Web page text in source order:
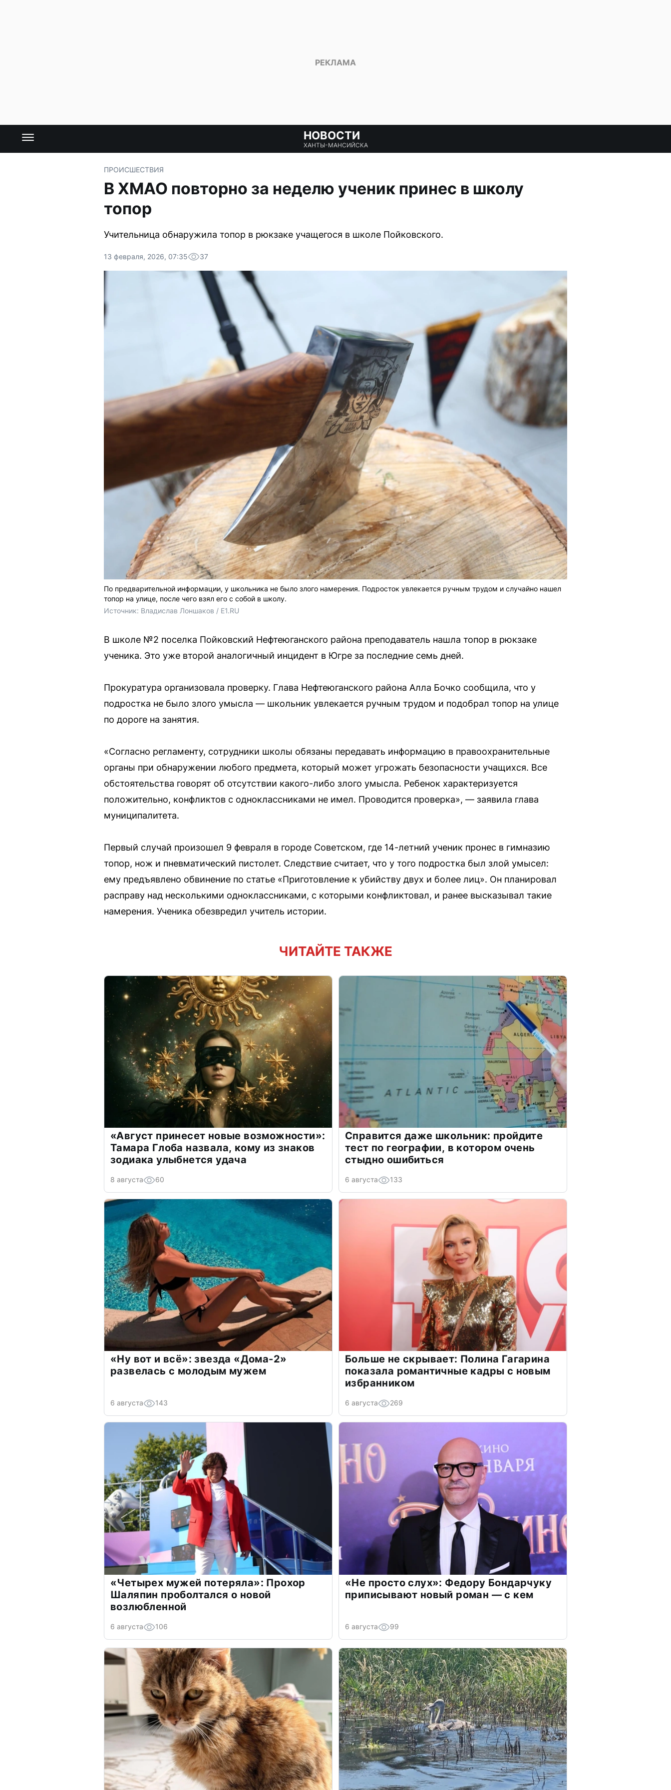
НОВОСТИ
ХАНТЫ-МАНСИЙСКА
ПРОИСШЕСТВИЯ
В ХМАО повторно за неделю ученик принес в школу
топор
Учительница обнаружила топор в рюкзаке учащегося в школе Пойковского.
13 февраля, 2026, 07:35 37
По предварительной информации, у школьника не было злого намерения. Подросток увлекается ручным трудом и случайно нашел
топор на улице, после чего взял его с собой в школу.
Источник: Владислав Лоншаков / E1.RU
В школе №2 поселка Пойковский Нефтеюганского района преподаватель нашла топор в рюкзаке
ученика. Это уже второй аналогичный инцидент в Югре за последние семь дней.
Прокуратура организовала проверку. Глава Нефтеюганского района Алла Бочко сообщила, что у
подростка не было злого умысла — школьник увлекается ручным трудом и подобрал топор на улице
по дороге на занятия.
«Согласно регламенту, сотрудники школы обязаны передавать информацию в правоохранительные
органы при обнаружении любого предмета, который может угрожать безопасности учащихся. Все
обстоятельства говорят об отсутствии какого-либо злого умысла. Ребенок характеризуется
положительно, конфликтов с одноклассниками не имел. Проводится проверка», — заявила глава
муниципалитета.
Первый случай произошел 9 февраля в городе Советском, где 14-летний ученик пронес в гимназию
топор, нож и пневматический пистолет. Следствие считает, что у того подростка был злой умысел:
ему предъявлено обвинение по статье «Приготовление к убийству двух и более лиц». Он планировал
расправу над несколькими одноклассниками, с которыми конфликтовал, и ранее высказывал такие
намерения. Ученика обезвредил учитель истории.
ЧИТАЙТЕ ТАКЖЕ
«Август принесет новые возможности»:
Тамара Глоба назвала, кому из знаков
зодиака улыбнется удача
8 августа 60
Справится даже школьник: пройдите
тест по географии, в котором очень
стыдно ошибиться
6 августа 133
«Ну вот и всё»: звезда «Дома-2»
развелась с молодым мужем
6 августа 143
Больше не скрывает: Полина Гагарина
показала романтичные кадры с новым
избранником
6 августа 269
«Четырех мужей потеряла»: Прохор
Шаляпин проболтался о новой
возлюбленной
6 августа 106
«Не просто слух»: Федору Бондарчуку
приписывают новый роман — с кем
6 августа 99